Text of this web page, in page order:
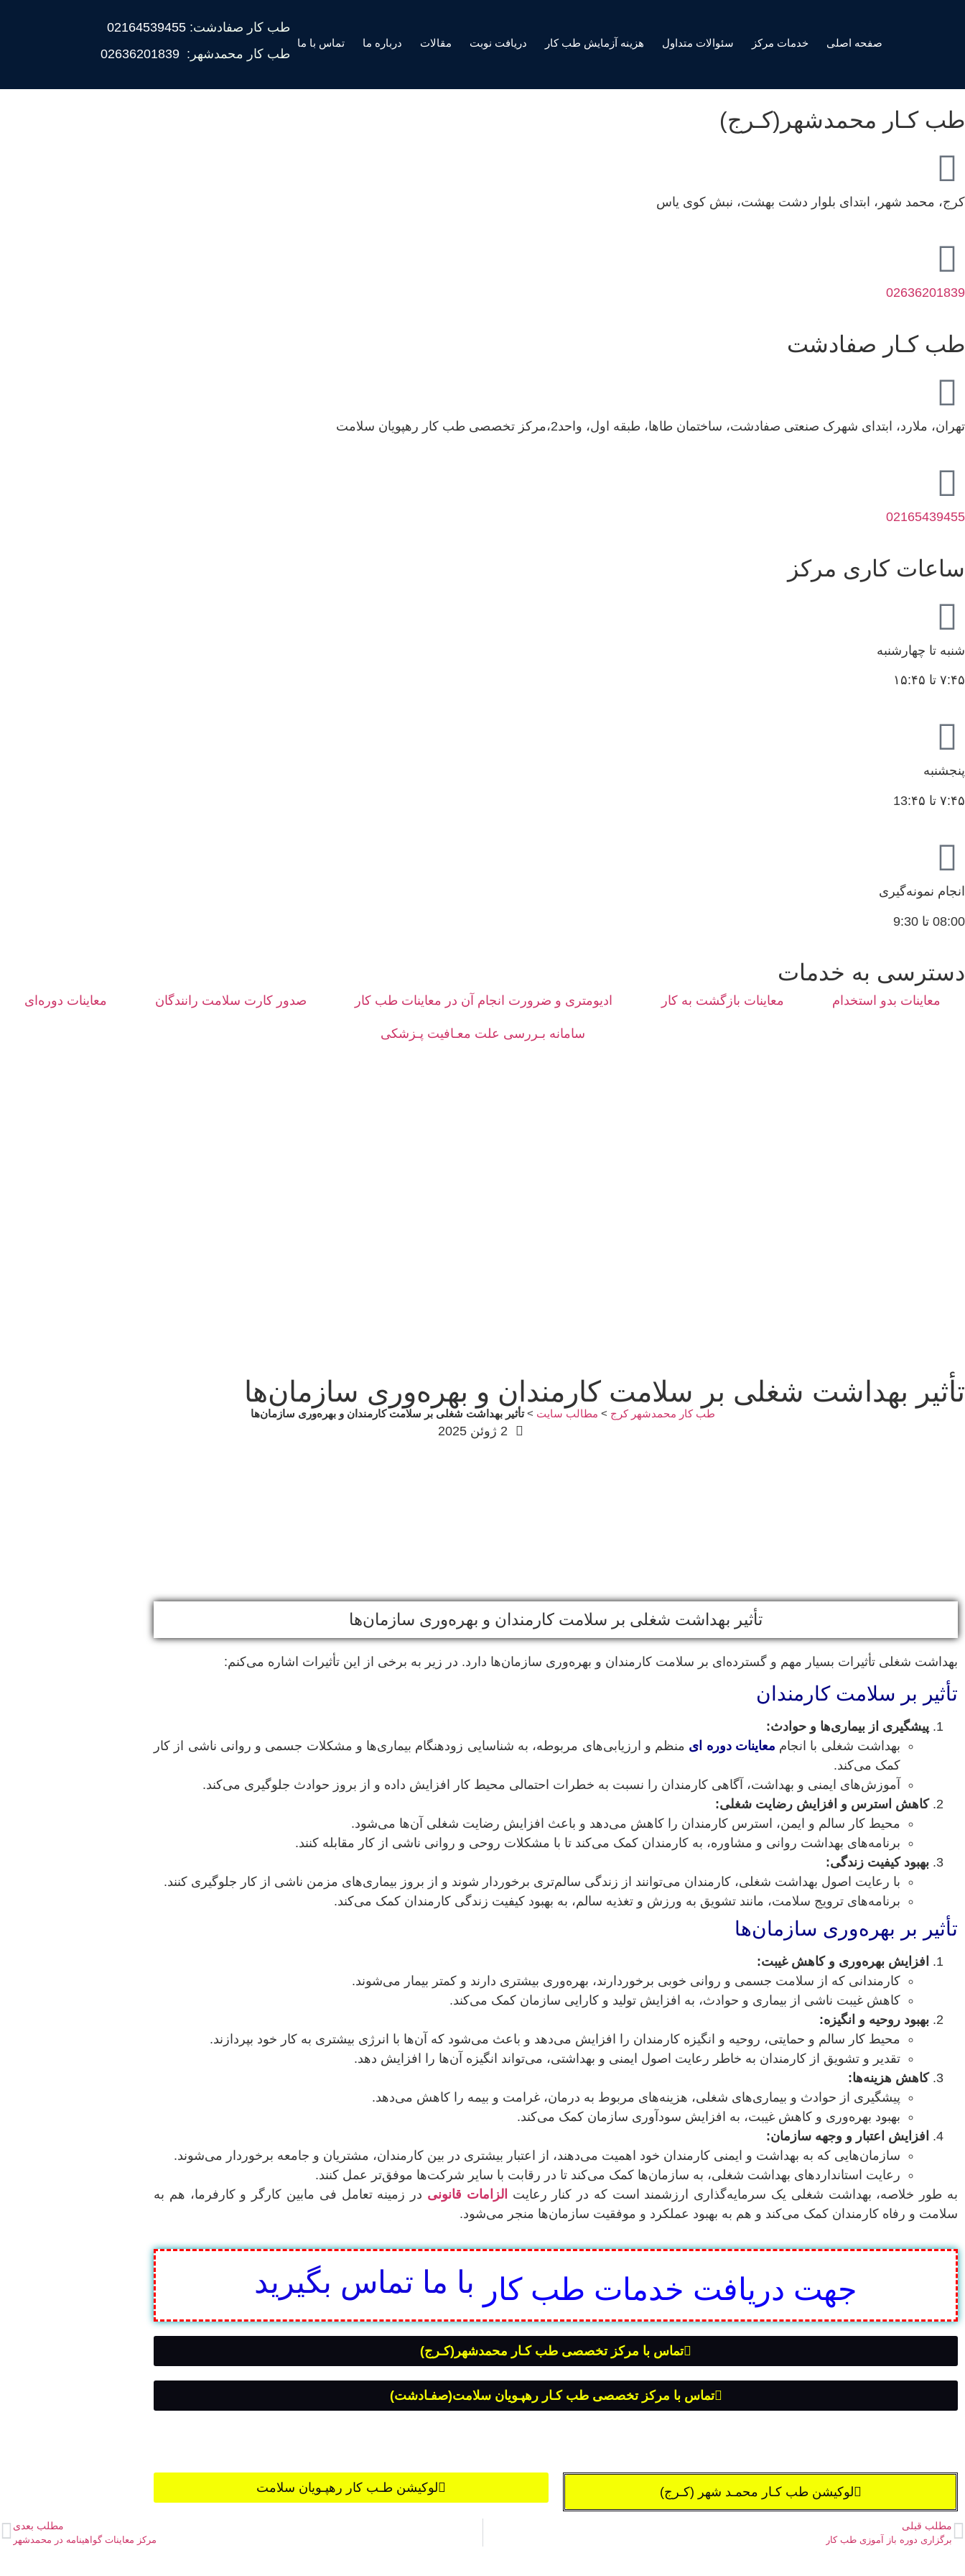
صفحه اصلی خدمات مرکز سئوالات متداول هزینه آزمایش طب کار دریافت نوبت مقالات درباره ما تماس با ما
طب کار صفادشت: 02164539455
طب کار محمدشهر: 02636201839
طب کـار محمدشهر(کـرج)
کرج، محمد شهر، ابتدای بلوار دشت بهشت، نبش کوی یاس
02636201839
طب کـار صفادشت
تهران، ملارد، ابتدای شهرک صنعتی صفادشت، ساختمان طاها، طبقه اول، واحد2،مرکز تخصصی طب کار رهپویان سلامت
02165439455
ساعات کاری مرکز
شنبه تا چهارشنبه
۷:۴۵ تا ۱۵:۴۵
پنجشنبه
۷:۴۵ تا 13:۴۵
انجام نمونه‌گیری
08:00 تا 9:30
دسترسی به خدمات
معاینات بدو استخدام معاینات بازگشت به کار ادیومتری و ضرورت انجام آن در معاینات طب کار صدور کارت سلامت رانندگان معاینات دوره‌ای
سامانه بـررسی علت معـافیت پـزشکی
تأثیر بهداشت شغلی بر سلامت کارمندان و بهره‌وری سازمان‌ها
طب کار محمدشهر کرج > مطالب سایت >تأثیر بهداشت شغلی بر سلامت کارمندان و بهره‌وری سازمان‌ها
2 ژوئن 2025
تأثیر بهداشت شغلی بر سلامت کارمندان و بهره‌وری سازمان‌ها
بهداشت شغلی تأثیرات بسیار مهم و گسترده‌ای بر سلامت کارمندان و بهره‌وری سازمان‌ها دارد. در زیر به برخی از این تأثیرات اشاره می‌کنم:
تأثیر بر سلامت کارمندان
پیشگیری از بیماری‌ها و حوادث:
بهداشت شغلی با انجام معاینات دوره ای منظم و ارزیابی‌های مربوطه، به شناسایی زودهنگام بیماری‌ها و مشکلات جسمی و روانی ناشی از کار
کمک می‌کند.
آموزش‌های ایمنی و بهداشت، آگاهی کارمندان را نسبت به خطرات احتمالی محیط کار افزایش داده و از بروز حوادث جلوگیری می‌کند.
کاهش استرس و افزایش رضایت شغلی:
محیط کار سالم و ایمن، استرس کارمندان را کاهش می‌دهد و باعث افزایش رضایت شغلی آن‌ها می‌شود.
برنامه‌های بهداشت روانی و مشاوره، به کارمندان کمک می‌کند تا با مشکلات روحی و روانی ناشی از کار مقابله کنند.
بهبود کیفیت زندگی:
با رعایت اصول بهداشت شغلی، کارمندان می‌توانند از زندگی سالم‌تری برخوردار شوند و از بروز بیماری‌های مزمن ناشی از کار جلوگیری کنند.
برنامه‌های ترویج سلامت، مانند تشویق به ورزش و تغذیه سالم، به بهبود کیفیت زندگی کارمندان کمک می‌کند.
تأثیر بر بهره‌وری سازمان‌ها
افزایش بهره‌وری و کاهش غیبت:
کارمندانی که از سلامت جسمی و روانی خوبی برخوردارند، بهره‌وری بیشتری دارند و کمتر بیمار می‌شوند.
کاهش غیبت ناشی از بیماری و حوادث، به افزایش تولید و کارایی سازمان کمک می‌کند.
بهبود روحیه و انگیزه:
محیط کار سالم و حمایتی، روحیه و انگیزه کارمندان را افزایش می‌دهد و باعث می‌شود که آن‌ها با انرژی بیشتری به کار خود بپردازند.
تقدیر و تشویق از کارمندان به خاطر رعایت اصول ایمنی و بهداشتی، می‌تواند انگیزه آن‌ها را افزایش دهد.
کاهش هزینه‌ها:
پیشگیری از حوادث و بیماری‌های شغلی، هزینه‌های مربوط به درمان، غرامت و بیمه را کاهش می‌دهد.
بهبود بهره‌وری و کاهش غیبت، به افزایش سودآوری سازمان کمک می‌کند.
افزایش اعتبار و وجهه سازمان:
سازمان‌هایی که به بهداشت و ایمنی کارمندان خود اهمیت می‌دهند، از اعتبار بیشتری در بین کارمندان، مشتریان و جامعه برخوردار می‌شوند.
رعایت استانداردهای بهداشت شغلی، به سازمان‌ها کمک می‌کند تا در رقابت با سایر شرکت‌ها موفق‌تر عمل کنند.
به طور خلاصه، بهداشت شغلی یک سرمایه‌گذاری ارزشمند است که در کنار رعایت
الزامات قانونی در زمینه تعامل فی مابین کارگر و کارفرما، هم به
سلامت و رفاه کارمندان کمک می‌کند و هم به بهبود عملکرد و موفقیت سازمان‌ها منجر می‌شود.
جهت دریافت خدمات طب کار با ما تماس بگیرید
تماس با مرکز تخصصی طب کـار محمدشهر(کـرج)
تماس با مرکز تخصصی طب کـار رهپـویان سلامت(صفـادشت)
لوکیشن طب کـار محمـد شهر (کـرج) لوکیشن طـب کار رهپـویان سلامت
مطلب قبلی
برگزاری دوره باز آموزی طب کار
مطلب بعدی
مرکز معاینات گواهینامه در محمدشهر